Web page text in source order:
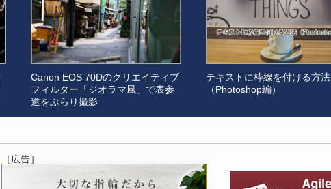
Canon EOS 70Dのクリエイティブ
フィルター「ジオラマ風」で表参
道をぶらり撮影
テキストに枠線を付ける方法
（Photoshop編）
［広告］